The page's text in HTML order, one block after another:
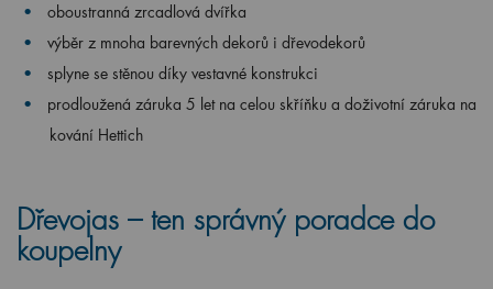
oboustranná zrcadlová dvířka
výběr z mnoha barevných dekorů i dřevodekorů
splyne se stěnou díky vestavné konstrukci
prodloužená záruka 5 let na celou skříňku a doživotní záruka na
kování Hettich
Dřevojas – ten správný poradce do
koupelny